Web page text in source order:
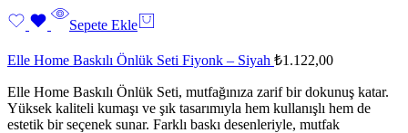
Sepete Ekle
Elle Home Baskılı Önlük Seti Fiyonk – Siyah ₺1.122,00
Elle Home Baskılı Önlük Seti, mutfağınıza zarif bir dokunuş katar.
Yüksek kaliteli kumaşı ve şık tasarımıyla hem kullanışlı hem de
estetik bir seçenek sunar. Farklı baskı desenleriyle, mutfak